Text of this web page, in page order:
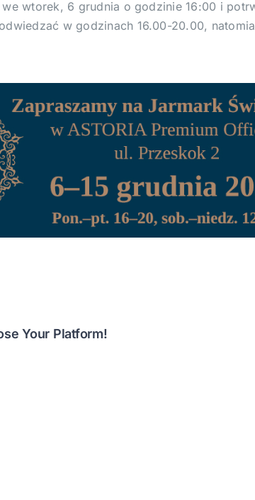
wtorek, 6 grudnia o godzinie 16:00 i
w godzinach 16.00-20.00,
Your Platform!